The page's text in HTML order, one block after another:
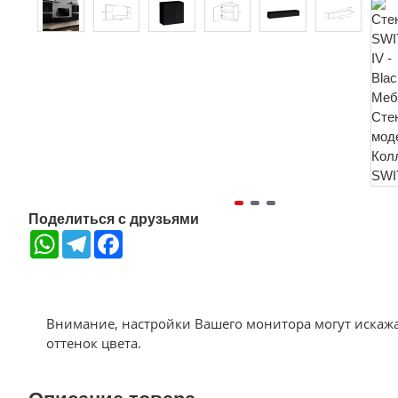
Поделиться с друзьями
WhatsAppTelegram
Внимание, настройки Вашего монитора могут
оттенок цвета.